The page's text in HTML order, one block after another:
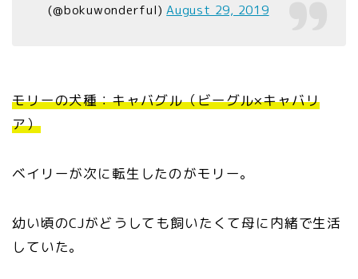
(@bokuwonderful)August 29, 2019
モリーの犬種：キャバグル（ビーグル×キャバリ
ア）
ベイリーが次に転生したのがモリー。
幼い頃のCJがどうしても飼いたくて母に内緒で生活
していた。